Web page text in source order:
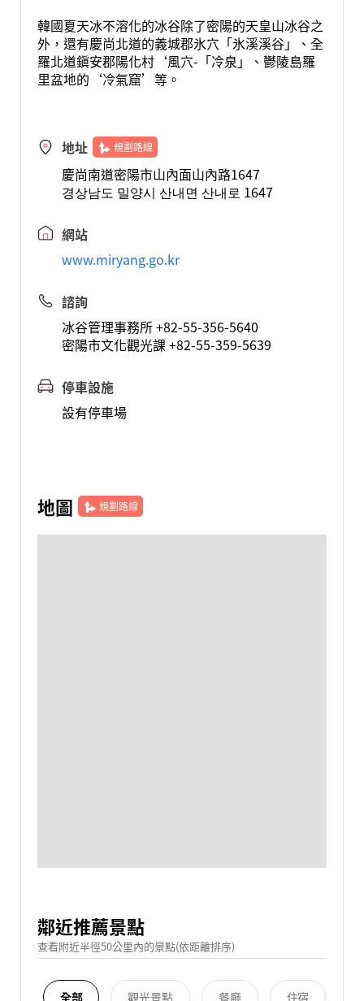
韓國夏天冰不溶化的冰谷除了密陽的天皇山冰谷之
外，還有慶尚北道的義城郡氷穴「氷溪溪谷」、全
羅北道鎭安郡陽化村‘風穴-「冷泉」、鬱陵島羅
里盆地的‘冷氣窟’等。
地址 規劃路線
慶尚南道密陽市山內面山內路1647
경상남도 밀양시 산내면 산내로 1647
網站
www.miryang.go.kr
諮詢
冰谷管理事務所 +82-55-356-5640
密陽市文化觀光課 +82-55-359-5639
停車設施
設有停車場
地圖 規劃路線
鄰近推薦景點
查看附近半徑50公里內的景點(依距離排序)
全部 觀光景點 餐廳 住宿